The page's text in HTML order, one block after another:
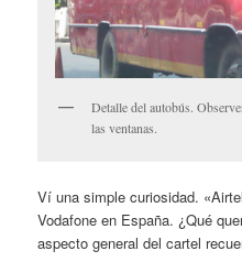
Detalle del autobús.
las ventanas.
Ví una simple curiosidad.
Vodafone en España. ¿Qué
aspecto general del cartel